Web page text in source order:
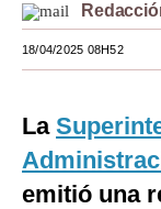
Mundo
España
Internacional
18/04/2025 08H52
La
emitió una